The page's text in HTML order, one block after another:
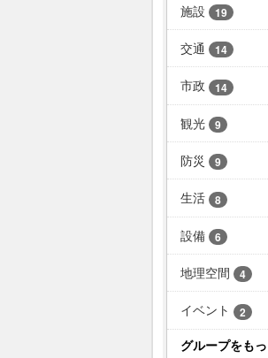
施設 19
交通 14
市政 14
観光 9
防災 9
生活 8
設備 6
地理空間 4
イベント 2
グループをも